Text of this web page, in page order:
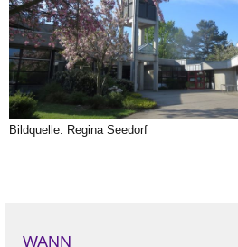
Bildquelle: Regina Seedorf
WANN